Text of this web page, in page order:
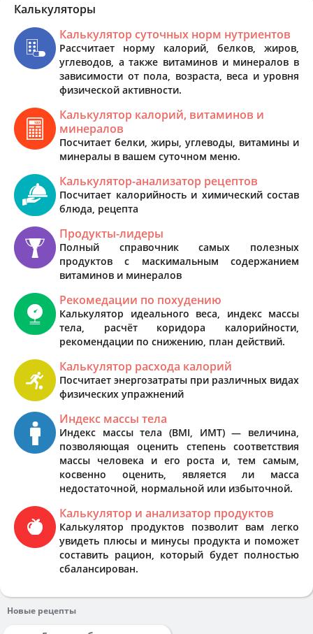
Калькуляторы
Калькулятор суточных норм нутриентов
Рассчитает норму калорий, белков, жиров,
углеводов, а также витаминов и минералов в
зависимости от пола, возраста, веса и уровня
физической активности.
Калькулятор калорий, витаминов и
минералов
Посчитает белки, жиры, углеводы, витамины и
минералы в вашем суточном меню.
Калькулятор-анализатор рецептов
Посчитает калорийность и химический состав
блюда, рецепта
Продукты-лидеры
Полный справочник самых полезных
продуктов с маскимальным содержанием
витаминов и минералов
Рекомедации по похудению
Калькулятор идеального веса, индекс массы
тела, расчёт коридора калорийности,
рекомендации по снижению, план действий.
Калькулятор расхода калорий
Посчитает энергозатраты при различных видах
физических упражнений
Индекс массы тела
Индекс массы тела (BMI, ИМТ) — величина,
позволяющая оценить степень соответствия
массы человека и его роста и, тем самым,
косвенно оценить, является ли масса
недостаточной, нормальной или избыточной.
Калькулятор и анализатор продуктов
Калькулятор продуктов позволит вам легко
увидеть плюсы и минусы продукта и поможет
составить рацион, который будет полностью
сбалансирован.
Новые рецепты